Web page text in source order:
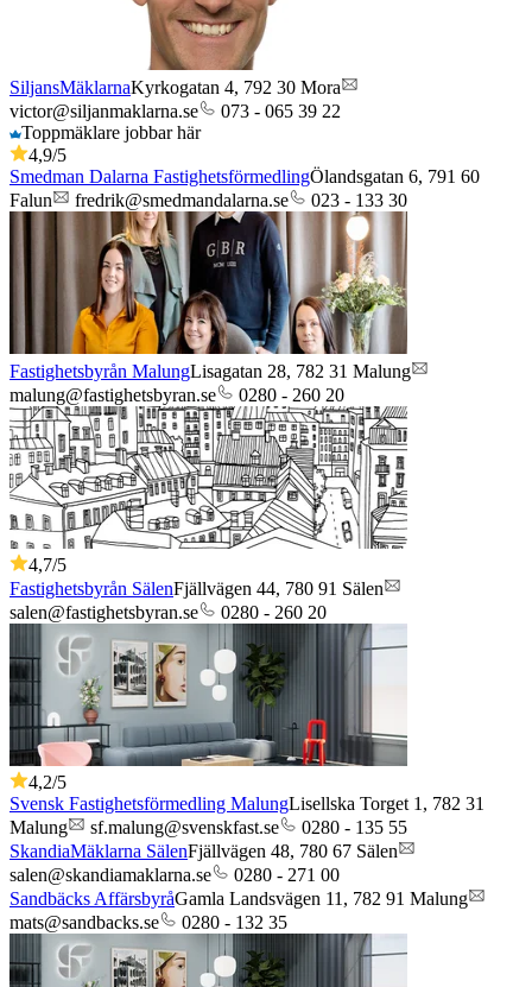
SiljansMäklarnaKyrkogatan 4, 792 30 Mora
victor@siljanmaklarna.se
073 - 065 39 22
Toppmäklare jobbar här
4,9/5
Smedman Dalarna FastighetsförmedlingÖlandsgatan 6, 791 60
Falun
fredrik@smedmandalarna.se 023 - 133 30
Fastighetsbyrån MalungLisagatan 28, 782 31 Malung
malung@fastighetsbyran.se
0280 - 260 20
4,7/5
Fastighetsbyrån SälenFjällvägen 44, 780 91 Sälen
salen@fastighetsbyran.se
0280 - 260 20
4,2/5
Svensk Fastighetsförmedling MalungLisellska Torget 1, 782 31
Malung
sf.malung@svenskfast.se
0280 - 135 55
SkandiaMäklarna SälenFjällvägen 48, 780 67 Sälen
salen@skandiamaklarna.se
0280 - 271 00
Sandbäcks AffärsbyråGamla Landsvägen 11, 782 91 Malung
mats@sandbacks.se
0280 - 132 35